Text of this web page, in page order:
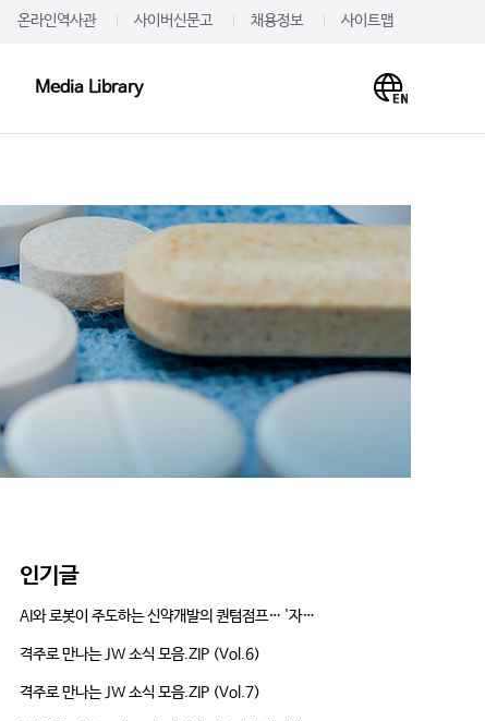
온라인역사관 사이버신문고 채용정보 사이트맵
Media Library
청
프레스룸
JW를 주목하다
알려드립니다
재무정보
주가·공시
이미지
인기글
AI와 로봇이 주도하는 신약개발의 퀀텀점프… '자율형 R&D' 앞장서는 JW
격주로 만나는 JW 소식 모음.ZIP (Vol.6)
격주로 만나는 JW 소식 모음.ZIP (Vol.7)